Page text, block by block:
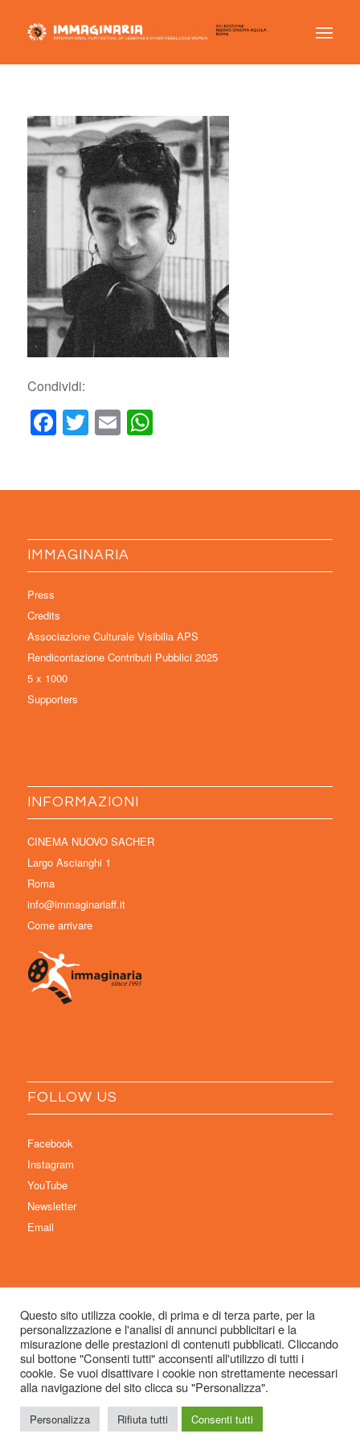
Condividi:
Facebook
Twitter
EmailWhatsApp
IMMAGINARIA
Press
Credits
Associazione Culturale Visibilia APS
Rendicontazione Contributi Pubblici 2025
5 x 1000
Supporters
INFORMAZIONI
CINEMA NUOVO SACHER
Largo Ascianghi 1
Roma
info@immaginariaff.it
Come arrivare
FOLLOW US
Facebook
Instagram
YouTube
Newsletter
Email
© Copyright 2026 Immaginaria International Film Festival - Un progetto di:
Associazione Culturale Visibilia APS – Sede legale: Studio Commercialista
Dott.ssa Michela Sabattini, via D’Azeglio 71, 40123 Bologna –
info@immaginariaff.it- Tutti i diritti riservati -Privacy Policy- Site Design:
Simple
Questo sito utilizza cookie, di prima e di terza parte, per la
personalizzazione e l'analisi di annunci pubblicitari e la
misurazione delle prestazioni di contenuti pubblicati. Cliccando
sul bottone "Consenti tutti" acconsenti all'utilizzo di tutti i
cookie. Se vuoi disattivare i cookie non strettamente necessari
alla navigazione del sito clicca su "Personalizza".
Personalizza Rifiuta tutti Consenti tutti